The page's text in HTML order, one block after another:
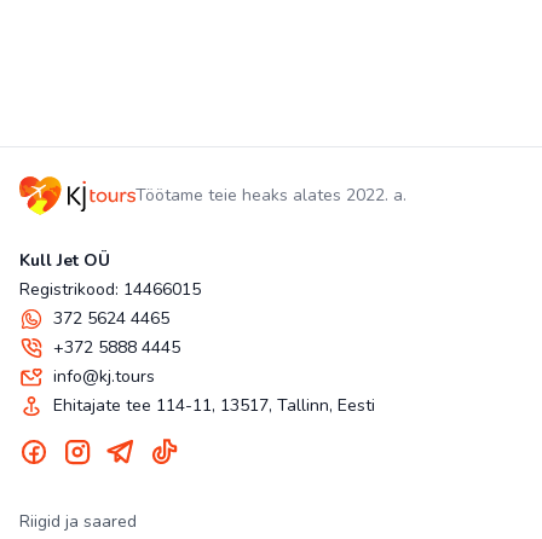
Töötame teie heaks alates 2022. a.
Kull Jet OÜ
Registrikood: 14466015
372 5624 4465
+372 5888 4445
info@kj.tours
Ehitajate tee 114-11, 13517, Tallinn, Eesti
Riigid ja saared